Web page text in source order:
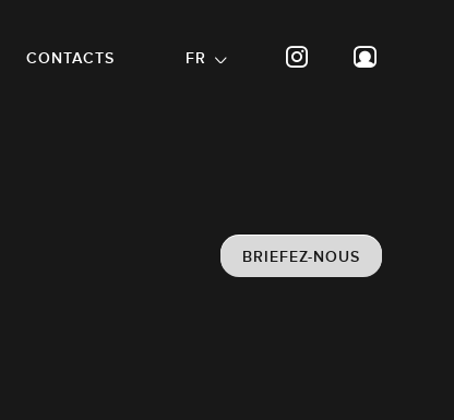
CONTACTS FR
BRIEFEZ-NOUS